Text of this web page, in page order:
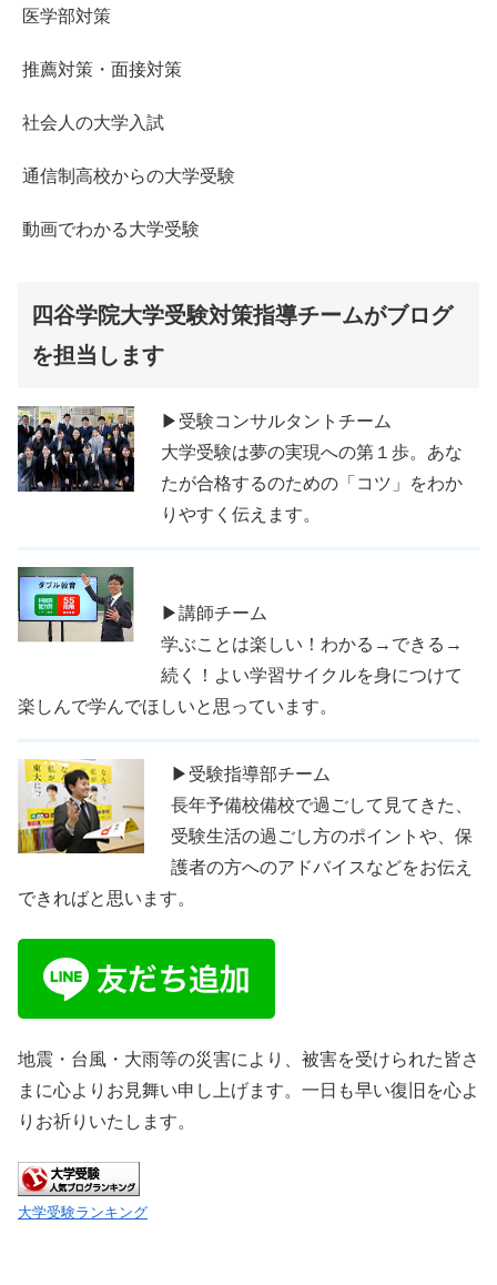
医学部対策
推薦対策・面接対策
社会人の大学入試
通信制高校からの大学受験
動画でわかる大学受験
四谷学院大学受験対策指導チームがブログ
を担当します
▶受験コンサルタントチーム
大学受験は夢の実現への第１歩。あな
たが合格するのための「コツ」をわか
りやすく伝えます。
▶講師チーム
学ぶことは楽しい！わかる→できる→
続く！よい学習サイクルを身につけて
楽しんで学んでほしいと思っています。
▶受験指導部チーム
長年予備校備校で過ごして見てきた、
受験生活の過ごし方のポイントや、保
護者の方へのアドバイスなどをお伝え
できればと思います。
地震・台風・大雨等の災害により、被害を受けられた皆さ
まに心よりお見舞い申し上げます。一日も早い復旧を心よ
りお祈りいたします。
大学受験ランキング